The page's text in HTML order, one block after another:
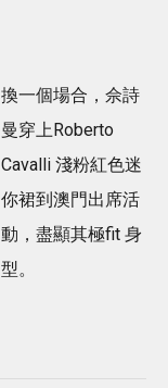
換一個場合，佘詩
曼穿上Roberto
Cavalli 淺粉紅色迷
你裙到澳門出席活
動，盡顯其極fit 身
型。